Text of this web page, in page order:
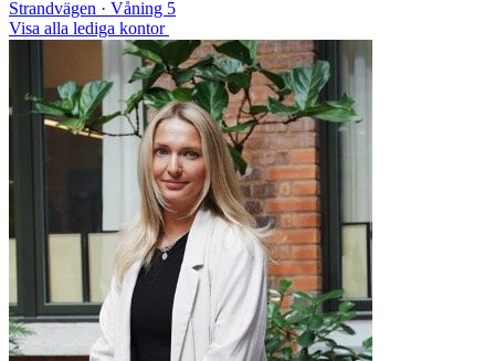
Strandvägen · Våning 5
Visa alla lediga kontor